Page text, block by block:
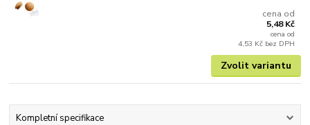
cena od
5,48 Kč
cena od
4,53 Kč bez DPH
Zvolit variantu
Kompletní specifikace